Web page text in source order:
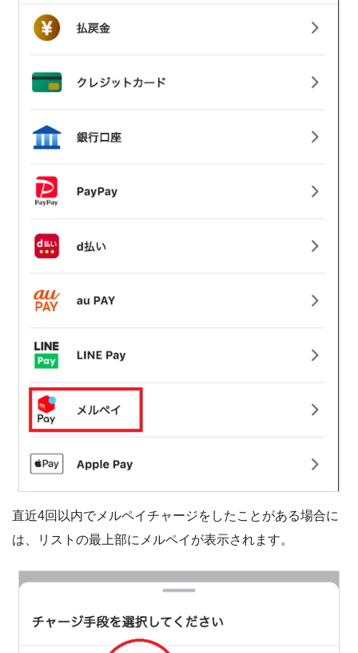
直近4回以内でメルペイチャージをしたことがある場合に
は、リストの最上部にメルペイが表示されます。